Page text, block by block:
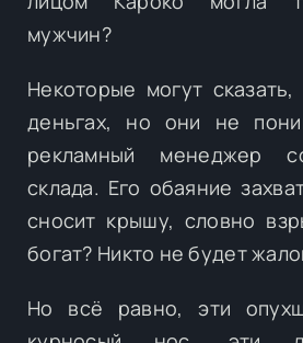
мужчин?
Некоторые могут
деньгах, но они не
рекламный менеджер
склада. Его обаяние
сносит крышу, словно
богат? Никто не будет
Но всё равно, эти